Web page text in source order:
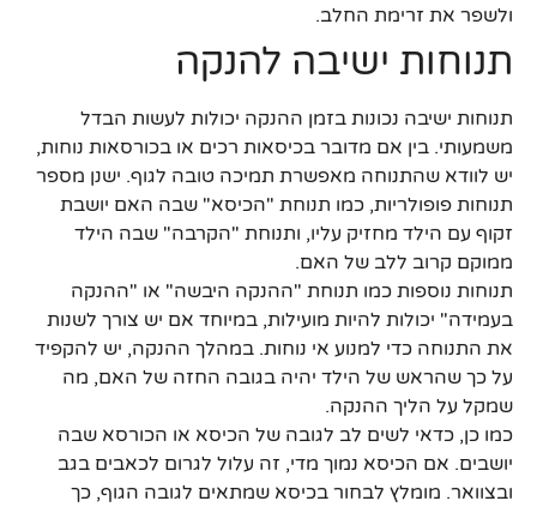
ולשפר את זרימת החלב.
תנוחות ישיבה להנקה
תנוחות ישיבה נכונות בזמן ההנקה יכולות לעשות הבדל
משמעותי. בין אם מדובר בכיסאות רכים או בכורסאות נוחות,
יש לוודא שהתנוחה מאפשרת תמיכה טובה לגוף. ישנן מספר
תנוחות פופולריות, כמו תנוחת "הכיסא" שבה האם יושבת
זקוף עם הילד מחזיק עליו, ותנוחת "הקרבה" שבה הילד
ממוקם קרוב ללב של האם.
תנוחות נוספות כמו תנוחת "ההנקה היבשה" או "ההנקה
בעמידה" יכולות להיות מועילות, במיוחד אם יש צורך לשנות
את התנוחה כדי למנוע אי נוחות. במהלך ההנקה, יש להקפיד
על כך שהראש של הילד יהיה בגובה החזה של האם, מה
שמקל על הליך ההנקה.
כמו כן, כדאי לשים לב לגובה של הכיסא או הכורסא שבה
יושבים. אם הכיסא נמוך מדי, זה עלול לגרום לכאבים בגב
ובצוואר. מומלץ לבחור בכיסא שמתאים לגובה הגוף, כך